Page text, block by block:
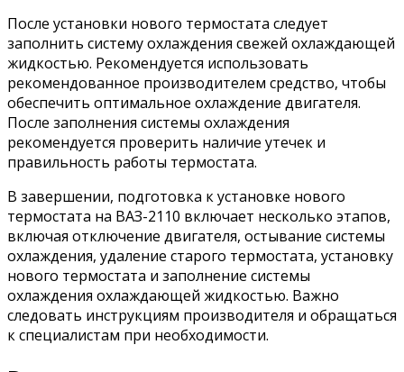
После установки нового термостата следует
заполнить систему охлаждения свежей охлаждающей
жидкостью. Рекомендуется использовать
рекомендованное производителем средство, чтобы
обеспечить оптимальное охлаждение двигателя.
После заполнения системы охлаждения
рекомендуется проверить наличие утечек и
правильность работы термостата.
В завершении, подготовка к установке нового
термостата на ВАЗ-2110 включает несколько этапов,
включая отключение двигателя, остывание системы
охлаждения, удаление старого термостата, установку
нового термостата и заполнение системы
охлаждения охлаждающей жидкостью. Важно
следовать инструкциям производителя и обращаться
к специалистам при необходимости.